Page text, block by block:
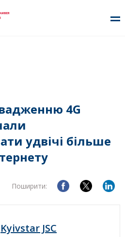
4G
удвічі більше
Поширити:
Kyivstar JSC